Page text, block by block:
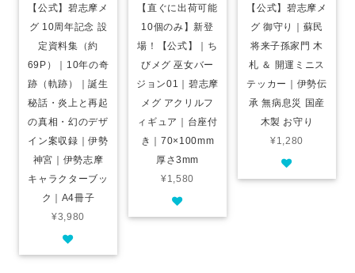
【公式】碧志摩メ
グ 10周年記念 設
定資料集（約
69P）｜10年の奇
跡（軌跡）｜誕生
秘話・炎上と再起
の真相・幻のデザ
イン案収録｜伊勢
神宮｜伊勢志摩
キャラクターブッ
ク｜A4冊子
¥3,980
【直ぐに出荷可能
10個のみ】新登
場！【公式】｜ち
びメグ 巫女バー
ジョン01｜碧志摩
メグ アクリルフ
ィギュア｜台座付
き｜70×100mm
厚さ3mm
¥1,580
【公式】碧志摩メ
グ 御守り｜蘇民
将来子孫家門 木
札 ＆ 開運ミニス
テッカー｜伊勢伝
承 無病息災 国産
木製 お守り
¥1,280